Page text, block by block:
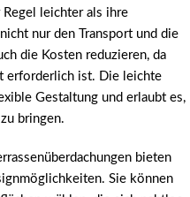
Regel leichter als ihre
nur den Transport und die
die Kosten reduzieren, da
erforderlich ist. Die leichte
Gestaltung und erlaubt es,
bringen.
bieten
Sie können